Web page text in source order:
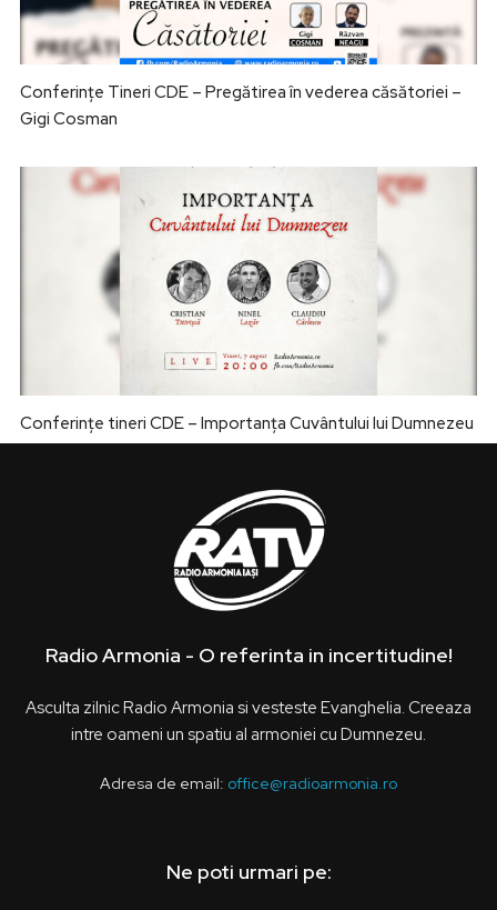
Conferințe Tineri CDE – Pregătirea în vederea căsătoriei –
Gigi Cosman
Conferințe tineri CDE – Importanța Cuvântului lui Dumnezeu
Radio Armonia - O referinta in incertitudine!
Asculta zilnic Radio Armonia si vesteste Evanghelia. Creeaza
intre oameni un spatiu al armoniei cu Dumnezeu.
Adresa de email: office@radioarmonia.ro
Ne poti urmari pe: